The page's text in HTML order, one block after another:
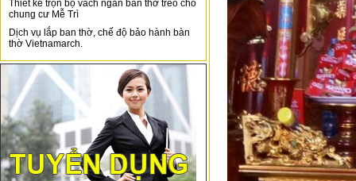
Thiết kế trọn bộ vách ngăn bàn thờ treo cho
chung cư Mễ Trì
Dịch vụ lắp ban thờ, chế độ bảo hành bàn
thờ Vietnamarch.